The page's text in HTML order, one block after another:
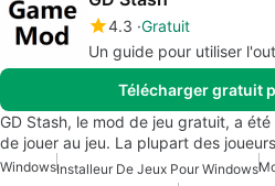
4.3 Gratuit
Un guide pour utiliser
Télécharger gratuit
GD Stash, le mod de jeu gratuit, a
de jouer au jeu. La plupart des
WindowsInstalleur De Jeux Pour Windows